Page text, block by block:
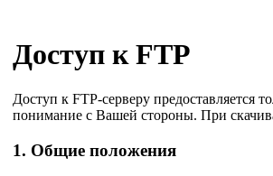
Доступ к FTP
Доступ к FTP-серверу предоставляется
понимание с Вашей стороны. При
1. Общие положения